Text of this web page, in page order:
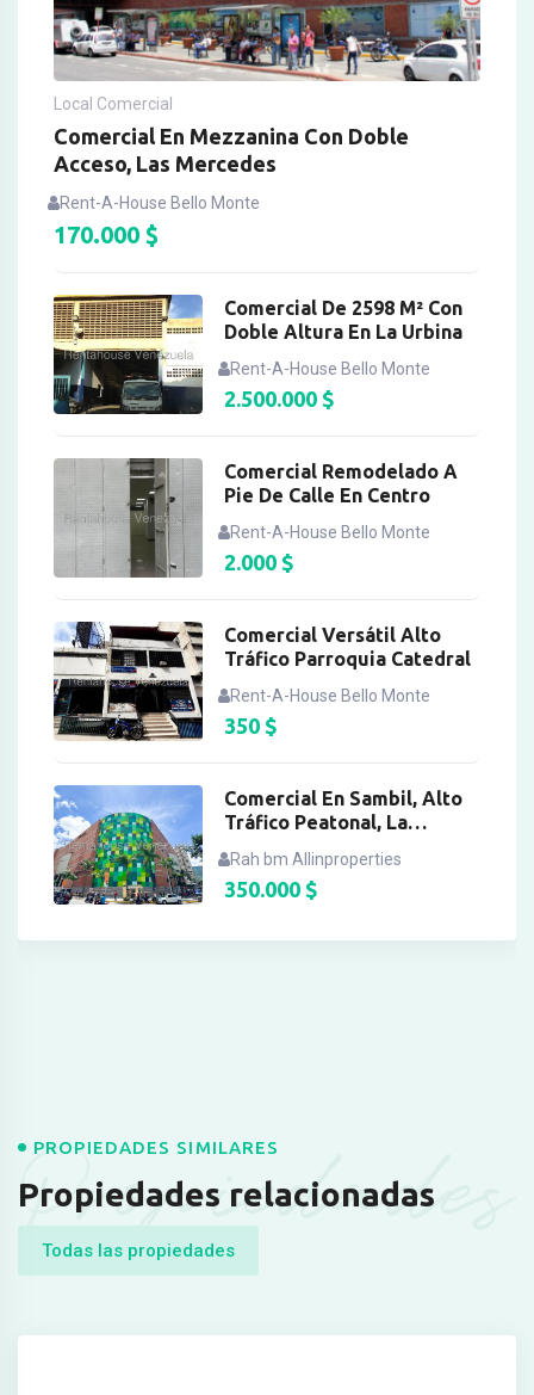
Local Comercial
Comercial En Mezzanina Con Doble
Acceso, Las Mercedes
Rent-A-House Bello Monte
170.000 $
Comercial De 2598 M² Con
Doble Altura En La Urbina
Rent-A-House Bello Monte
2.500.000 $
Comercial Remodelado A
Pie De Calle En Centro
Rent-A-House Bello Monte
2.000 $
Comercial Versátil Alto
Tráfico Parroquia Catedral
Rent-A-House Bello Monte
350 $
Comercial En Sambil, Alto
Tráfico Peatonal, La
Rah bm Allinproperties
350.000 $
Propiedades
PROPIEDADES SIMILARES
Propiedades relacionadas
Todas las propiedades